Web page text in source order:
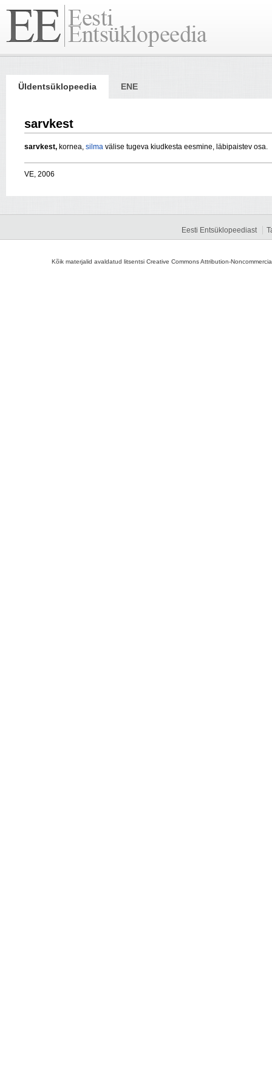
Üldentsüklopeedia ENE
sarvkest
sarvkest, kornea, silma välise tugeva kiudkesta eesmine, läbipaistev osa.
VE, 2006
Eesti Entsüklopeediast
Kõik materjalid avaldatud litsentsi Creative Commons Attribution-